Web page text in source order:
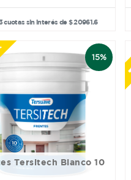
cuotas sin interés de $ 20961.6
15%